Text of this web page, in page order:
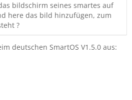
bildschirm seines smartes auf
here das bild hinzufügen, zum
?
deutschen SmartOS V1.5.0 aus: